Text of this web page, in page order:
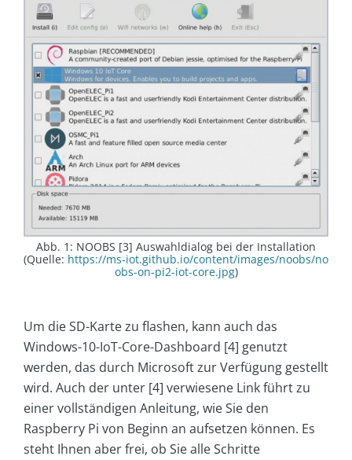
Abb. 1: NOOBS [3] Auswahldialog bei der Installation
(Quelle: https://ms-iot.github.io/content/images/noobs/no
obs-on-pi2-iot-core.jpg)
Um die SD-Karte zu flashen, kann auch das
Windows-10-IoT-Core-Dashboard [4] genutzt
werden, das durch Microsoft zur Verfügung gestellt
wird. Auch der unter [4] verwiesene Link führt zu
einer vollständigen Anleitung, wie Sie den
Raspberry Pi von Beginn an aufsetzen können. Es
steht Ihnen aber frei, ob Sie alle Schritte